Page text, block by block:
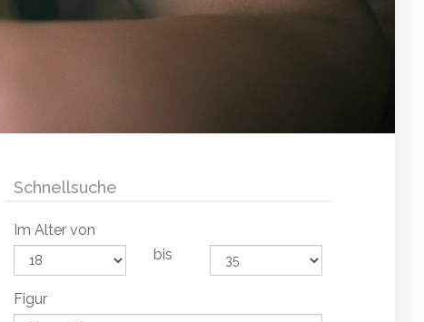
Schnellsuche
Im Alter von
bis
Figur